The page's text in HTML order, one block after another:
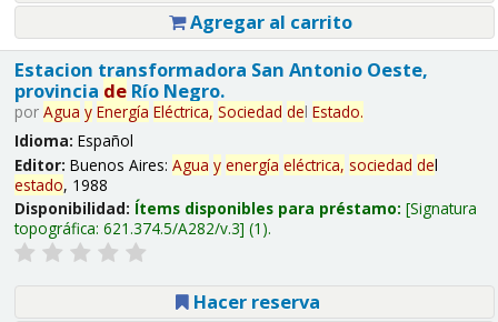
Agregar al carrito
Estacion transformadora San Antonio Oeste,
provincia deRío Negro.
por Agua y Energía Eléctrica, Sociedad del Estado.
Idioma: Español
Editor: Buenos Aires: Agua y energía eléctrica, sociedad del
estado, 1988
Disponibilidad: Ítems disponibles para préstamo: Signatura
topográfica: 621.374.5/A282/v.3 (1).
Hacer reserva